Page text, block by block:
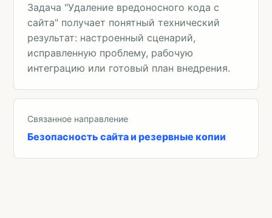
Задача "Удаление вредоносного кода с
сайта" получает понятный технический
результат: настроенный сценарий,
исправленную проблему, рабочую
интеграцию или готовый план внедрения.
Связанное направление
Безопасность сайта и резервные копии